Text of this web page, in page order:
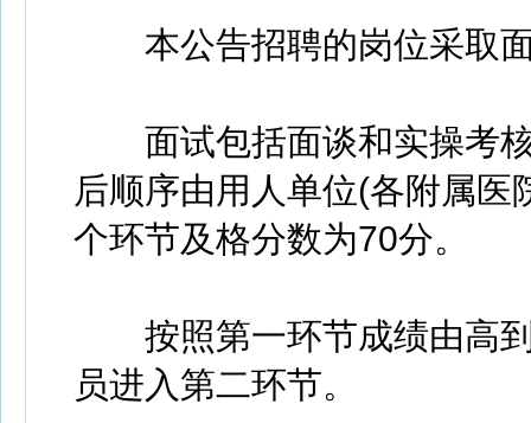
本公告招聘的岗位采取面
面试包括面谈和实操考核
后顺序由用人单位(各附属
个环节及格分数为70分。
按照第一环节成绩由高到
员进入第二环节。